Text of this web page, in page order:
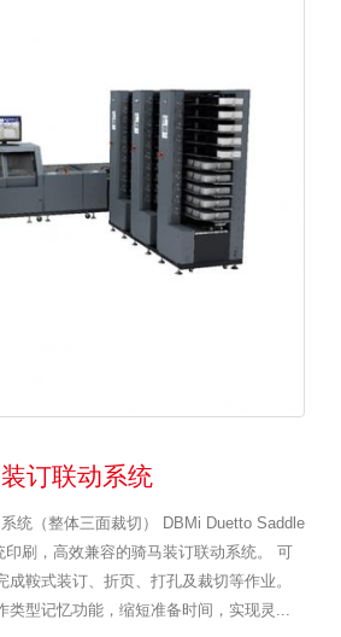
订联动系统
统（整体三面裁切） DBMi Duetto Saddle
刷，高效兼容的骑马装订联动系统。 可
鞍式装订、折页、打孔及裁切等作业。
类型记忆功能，缩短准备时间，实现灵...